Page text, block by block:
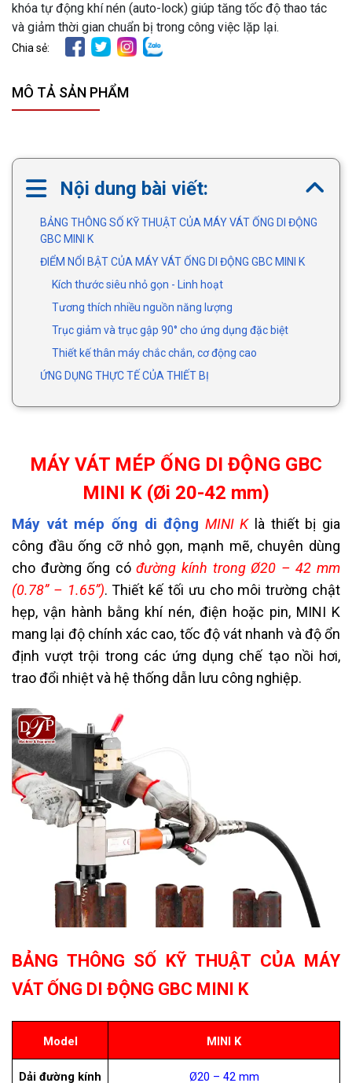
khóa tự động khí nén (auto-lock) giúp tăng tốc độ thao tác
và giảm thời gian chuẩn bị trong công việc lặp lại.
Chia sẻ:
MÔ TẢ SẢN PHẨM
Nội dung bài viết:
BẢNG THÔNG SỐ KỸ THUẬT CỦA MÁY VÁT ỐNG DI ĐỘNG
GBC MINI K
ĐIỂM NỔI BẬT CỦA MÁY VÁT ỐNG DI ĐỘNG GBC MINI K
Kích thước siêu nhỏ gọn - Linh hoạt
Tương thích nhiều nguồn năng lượng
Trục giảm và trục gập 90° cho ứng dụng đặc biệt
Thiết kế thân máy chắc chắn, cơ động cao
ỨNG DỤNG THỰC TẾ CỦA THIẾT BỊ
MÁY VÁT MÉP ỐNG DI ĐỘNG GBC
MINI K (Øi 20-42 mm)
Máy vát mép ống di động MINI Klà thiết bị gia
công đầu ống cỡ nhỏ gọn, mạnh mẽ, chuyên dùng
cho đường ống cóđường kính trong Ø20 – 42 mm
(0.78” – 1.65”). Thiết kế tối ưu cho môi trường chật
hẹp, vận hành bằng khí nén, điện hoặc pin, MINI K
mang lại độ chính xác cao, tốc độ vát nhanh và độ ổn
định vượt trội trong các ứng dụng chế tạo nồi hơi,
trao đổi nhiệt và hệ thống dẫn lưu công nghiệp.
BẢNG THÔNG SỐ KỸ THUẬT CỦA MÁY
VÁT ỐNG DI ĐỘNG GBC MINI K
Model MINI K
Dải đường kính
Ø20 – 42 mm